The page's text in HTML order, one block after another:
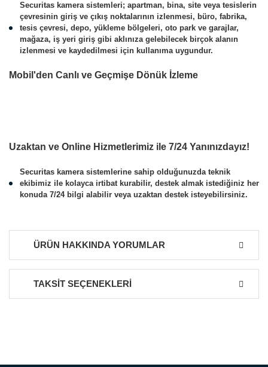
Securitas kamera sistemleri; apartman, bina, site veya tesislerin
çevresinin giriş ve çıkış noktalarının izlenmesi, büro, fabrika,
tesis çevresi, depo, yükleme bölgeleri, oto park ve garajlar,
mağaza, iş yeri giriş gibi aklınıza gelebilecek birçok alanın
izlenmesi ve kaydedilmesi için kullanıma uygundur.
Mobil'den Canlı ve Geçmişe Dönük İzleme
Uzaktan ve Online Hizmetlerimiz ile 7/24 Yanınızdayız!
Securitas kamera sistemlerine sahip olduğunuzda teknik
ekibimiz ile kolayca irtibat kurabilir, destek almak istediğiniz her
konuda 7/24 bilgi alabilir veya uzaktan destek isteyebilirsiniz.
ÜRÜN HAKKINDA YORUMLAR
Bu ürüne ilk yorumu siz yapın!
TAKSİT SEÇENEKLERİ